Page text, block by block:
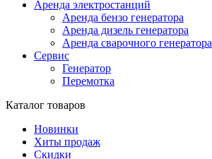
Аренда электростанций
Аренда бензо генератора
Аренда дизель генератора
Аренда сварочного генератора
Сервис
Генератор
Перемотка
Каталог товаров
Новинки
Хиты продаж
Скидки